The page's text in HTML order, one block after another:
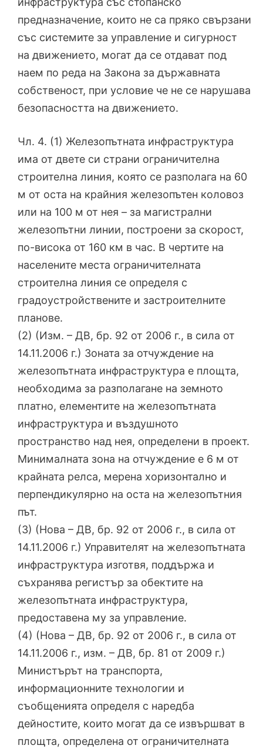
предназначение, които не са пряко свързани
със системите за управление и сигурност
на движението, могат да се отдават под
наем по реда на Закона за държавната
собственост, при условие че не се нарушава
безопасността на движението.
Чл. 4. (1) Железопътната инфраструктура
има от двете си страни ограничителна
строителна линия, която се разполага на 60
м от оста на крайния железопътен коловоз
или на 100 м от нея – за магистрални
железопътни линии, построени за скорост,
по-висока от 160 км в час. В чертите на
населените места ограничителната
строителна линия се определя с
градоустройствените и застроителните
планове.
(2) (Изм. – ДВ, бр. 92 от 2006 г., в сила от
14.11.2006 г.) Зоната за отчуждение на
железопътната инфраструктура е площта,
необходима за разполагане на земното
платно, елементите на железопътната
инфраструктура и въздушното
пространство над нея, определени в проект.
Минималната зона на отчуждение е 6 м от
крайната релса, мерена хоризонтално и
перпендикулярно на оста на железопътния
път.
(3) (Нова – ДВ, бр. 92 от 2006 г., в сила от
14.11.2006 г.) Управителят на железопътната
инфраструктура изготвя, поддържа и
съхранява регистър за обектите на
железопътната инфраструктура,
предоставена му за управление.
(4) (Нова – ДВ, бр. 92 от 2006 г., в сила от
14.11.2006 г., изм. – ДВ, бр. 81 от 2009 г.)
Министърът на транспорта,
информационните технологии и
съобщенията определя с наредба
дейностите, които могат да се извършват в
площта, определена от ограничителната